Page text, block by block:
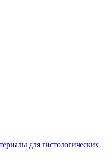
для гистологических